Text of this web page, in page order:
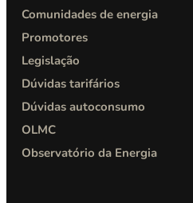
Comunidades de energia
Promotores
Legislação
Dúvidas tarifários
Dúvidas autoconsumo
OLMC
Observatório da Energia